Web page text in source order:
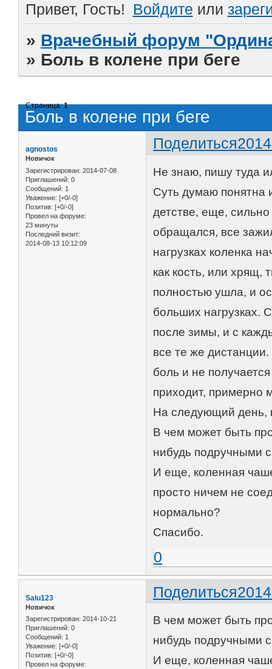
Привет, Гость! Войдите или
» Врачебный форум
» Боль в колене при беге
Боль в колене при беге
Страница:1
Поделиться
agnostos
Новичок
Зарегистрирован: 2014-07-08
Приглашений: 0
Сообщений: 1
Уважение: [+0/-0]
Позитив: [+0/-0]
Провел на форуме:
23 минуты
Последний визит:
2014-08-13 10:12:09
Не знаю, пишу туда
Суть думаю понятна
детстве, еще,
обращался, все
нагрузках коленка
как кость, или хрящ,
полностью ушла, и
больших нагрузках.
после зимы, и с
все те же дистанции.
боль и не
приходит, примерно
На следующий день,
В чем может быть
нибудь подручными
И еще, коленная
просто ничем не
нормально?
Спасибо.
0
Поделиться
Salu123
Новичок
Зарегистрирован: 2014-10-21
Приглашений: 0
Сообщений: 1
Уважение: [+0/-0]
Позитив: [+0/-0]
Провел на форуме:
В чем может быть
нибудь подручными
И еще, коленная